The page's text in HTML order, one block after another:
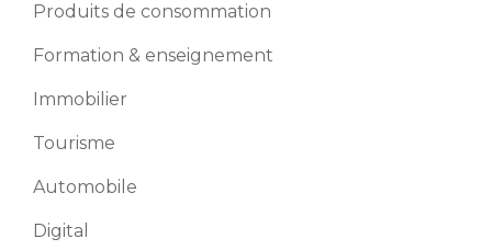
Produits de consommation
Formation & enseignement
Immobilier
Tourisme
Automobile
Digital